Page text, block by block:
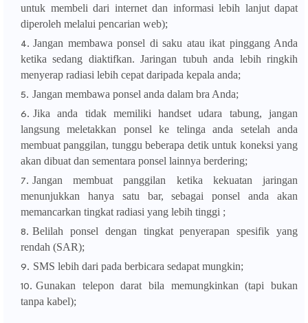
untuk membeli dari internet dan informasi lebih lanjut dapat
diperoleh melalui pencarian web);
Jangan membawa ponsel di saku atau ikat pinggang Anda
ketika sedang diaktifkan. Jaringan tubuh anda lebih ringkih
menyerap radiasi lebih cepat daripada kepala anda;
Jangan membawa ponsel anda dalam bra Anda;
Jika anda tidak memiliki handset udara tabung, jangan
langsung meletakkan ponsel ke telinga anda setelah anda
membuat panggilan, tunggu beberapa detik untuk koneksi yang
akan dibuat dan sementara ponsel lainnya berdering;
Jangan membuat panggilan ketika kekuatan jaringan
menunjukkan hanya satu bar, sebagai ponsel anda akan
memancarkan tingkat radiasi yang lebih tinggi ;
Belilah ponsel dengan tingkat penyerapan spesifik yang
rendah (SAR);
SMS lebih dari pada berbicara sedapat mungkin;
Gunakan telepon darat bila memungkinkan (tapi bukan
tanpa kabel);